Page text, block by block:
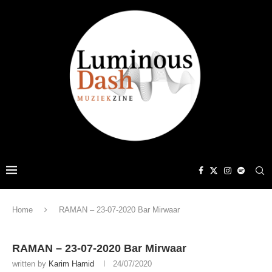
Home RAMAN – 23-07-2020 Bar Mirwaar
RAMAN – 23-07-2020 Bar Mirwaar
written by Karim Hamid 24/07/2020